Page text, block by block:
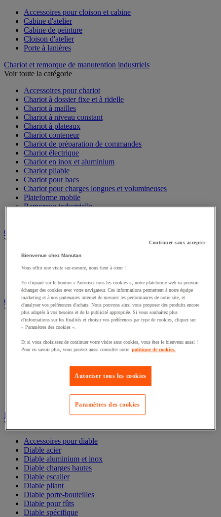
Accessoires pour cloison et cabine
Cabine d'atelier
Cabine de peinture
Cloison d'atelier
Porte à lanières
Chariot et remorque de manutention industriels
Voir toute la catégorie
Accessoires pour chariot
Chariot à dossier fixe et à ridelle
Chariot à mailles
Chariot à niveau constant
Chariot à plateaux
Chariot conteneur
Chariot de préparation de commandes
Chariot électrique
Chariot en inox et aluminium
Chariot pliable
Chariot pour bacs
Chariot pour charges longues et volumineuses
Plateforme mobile
Remorque industrielle
Chauffage, rafraîchisseur et déshumidificateur
Voir toute la catégorie
Chauffage au fuel
Chauffage au gaz
Rafraîchisseur et déshumidificateur
Convoyeur
Voir toute la catégorie
Accessoires pour convoyeur
Convoyeur à rouleaux
Convoyeur extensible et mobile
Convoyeur pour palettes
Rail et barrette de manutention
Diable
Voir toute la catégorie
Accessoires pour diable
Diable acier
Diable aluminium et inox
Diable charges hautes
Diable escalier
Diable pliant
Diable porte-bouteilles
Diable pour fûts
Diable spécifique
Continuer sans accepter
Bienvenue chez Manutan
Vous offrir une visite sur-mesure, nous tient à cœur !
En cliquant sur le bouton « Autoriser tous les cookies », notre plateforme web va pouvoir
échanger des cookies avec votre navigateur. Ces informations permettent à notre équipe
marketing et à nos partenaires internet de mesurer les performances de notre site, et
d'analyser vos préférences d'achats. Nous pouvons ainsi vous proposer des produits encore
plus adaptés à vos besoins et de la publicité appropriée. Si vous souhaitez plus
d'informations sur les finalités et choisir vos préférences par type de cookies, cliquez sur
« Paramètres des cookies ».
Et si vous choisissez de continuer votre visite sans cookies, vous êtes le bienvenu aussi !
Pour en savoir plus, vous pouvez aussi consulter notre politique de cookies.
Autoriser tous les cookies
Paramètres des cookies